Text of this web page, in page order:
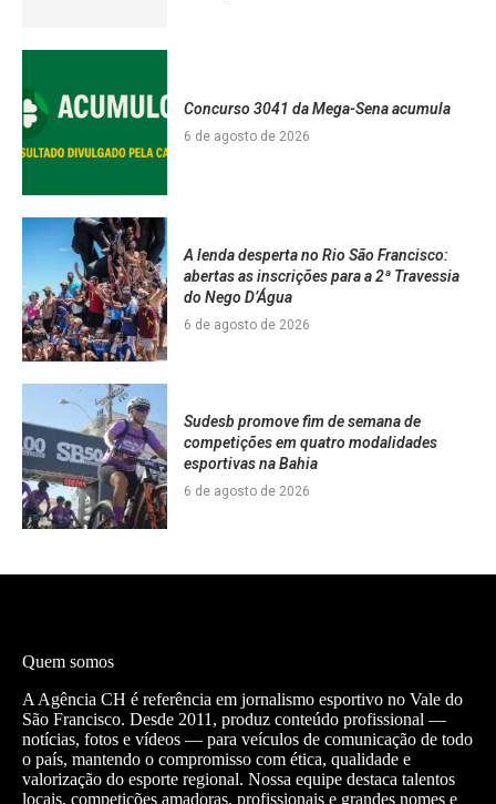
Concurso 3041 da Mega-Sena acumula
6 de agosto de 2026
A lenda desperta no Rio São Francisco:
abertas as inscrições para a 2ª Travessia
do Nego D’Água
6 de agosto de 2026
Sudesb promove fim de semana de
competições em quatro modalidades
esportivas na Bahia
6 de agosto de 2026
Quem somos
A Agência CH é referência em jornalismo esportivo no Vale do
São Francisco. Desde 2011, produz conteúdo profissional —
notícias, fotos e vídeos — para veículos de comunicação de todo
o país, mantendo o compromisso com ética, qualidade e
valorização do esporte regional. Nossa equipe destaca talentos
locais, competições amadoras, profissionais e grandes nomes e